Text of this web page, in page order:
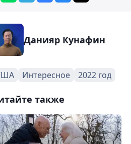
Данияр Кунафин
Интересное 2022 год
также